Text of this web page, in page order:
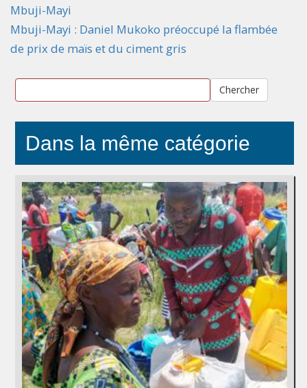
Mbuji-Mayi
Mbuji-Mayi : Daniel Mukoko préoccupé la flambée
de prix de maïs et du ciment gris
Chercher
Dans la même catégorie